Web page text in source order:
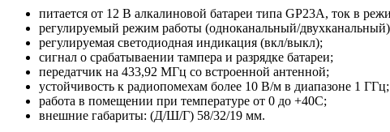
питается от 12 В алкалиновой батареи типа GP23A, ток в
регулируемый режим работы (одноканальный/
регулируемая светодиодная индикация (вкл/выкл);
сигнал о срабатываении тампера и разрядке батареи;
передатчик на 433,92 МГц со встроенной антенной;
устойчивость к радиопомехам более 10 В/м в диапазоне 1 ГГц;
работа в помещении при температуре от 0 до +40C;
внешние габариты: (Д/Ш/Г) 58/32/19 мм.